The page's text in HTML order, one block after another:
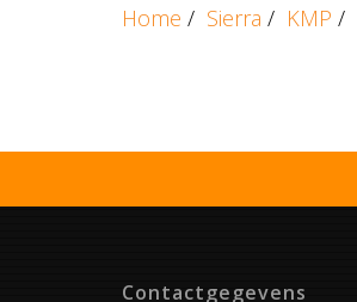
Home / Sierra / KMP /
Contactgegevens